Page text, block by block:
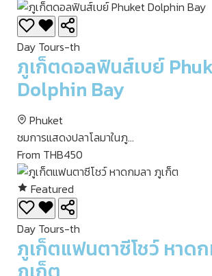
Day Tours-th
ภูเก็ตดอลฟินส์เบย์
Dolphin Bay
Phuket
ชมการแสดงปลาโลมาในภู...
From THB450
Featured
Day Tours-th
ภูเก็ตแฟนตาซีโชว์ หาด